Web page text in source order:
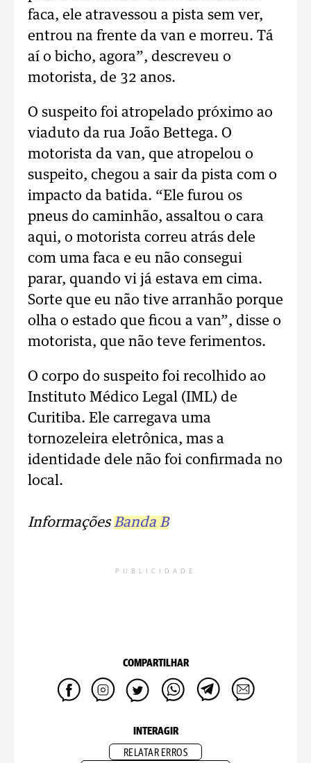
faca, ele atravessou a pista sem ver,
entrou na frente da van e morreu. Tá
aí o bicho, agora”, descreveu o
motorista, de 32 anos.
O suspeito foi atropelado próximo ao
viaduto da rua João Bettega. O
motorista da van, que atropelou o
suspeito, chegou a sair da pista com o
impacto da batida. “Ele furou os
pneus do caminhão, assaltou o cara
aqui, o motorista correu atrás dele
com uma faca e eu não consegui
parar, quando vi já estava em cima.
Sorte que eu não tive arranhão porque
olha o estado que ficou a van”, disse o
motorista, que não teve ferimentos.
O corpo do suspeito foi recolhido ao
Instituto Médico Legal (IML) de
Curitiba. Ele carregava uma
tornozeleira eletrônica, mas a
identidade dele não foi confirmada no
local.
InformaçõesBanda B
PUBLICIDADE
COMPARTILHAR
INTERAGIR
RELATAR ERROS